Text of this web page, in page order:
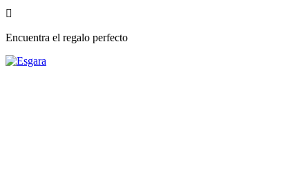

Encuentra el regalo perfecto